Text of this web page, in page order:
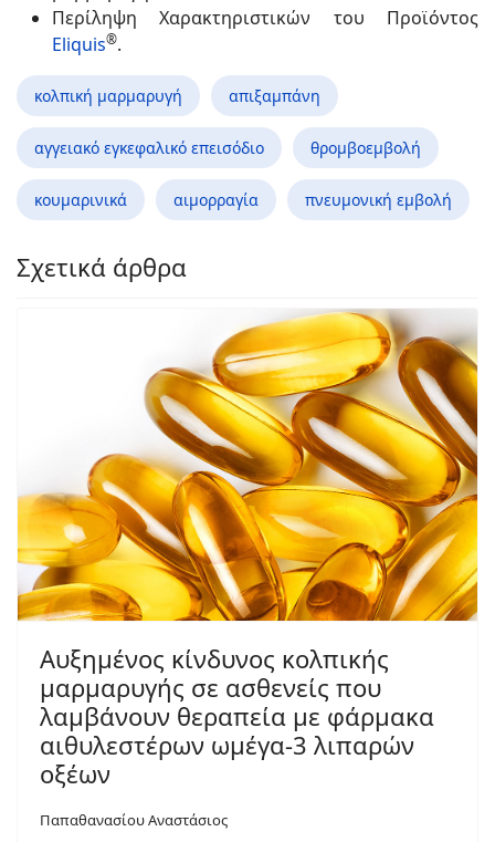
Περίληψη Χαρακτηριστικών του Προϊόντος
Eliquis®.
κολπική μαρμαρυγή απιξαμπάνη
αγγειακό εγκεφαλικό επεισόδιο θρομβοεμβολή
κουμαρινικά αιμορραγία πνευμονική εμβολή
Σχετικά άρθρα
Αυξημένος κίνδυνος κολπικής
μαρμαρυγής σε ασθενείς που
λαμβάνουν θεραπεία με φάρμακα
αιθυλεστέρων ωμέγα-3 λιπαρών
οξέων
Παπαθανασίου Αναστάσιος